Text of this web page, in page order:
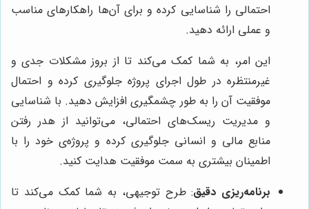
احتمالی را شناسایی کرده و برای آن‌ها راهکارهای مناسب
و عملی ارائه دهید.
این امر، به شما کمک می‌کند تا از بروز مشکلات جدی و
غیرمنتظره در طول اجرای پروژه جلوگیری کرده و احتمال
موفقیت آن را به طور چشمگیری افزایش دهید. با شناسایی
و مدیریت ریسک‌های احتمالی، می‌توانید از هدر رفتن
منابع مالی و انسانی جلوگیری کرده و پروژه‌ی خود را با
اطمینان بیشتری به سمت موفقیت هدایت کنید.
برنامه‌ریزی دقیق: طرح توجیهی، به شما کمک می‌کند تا